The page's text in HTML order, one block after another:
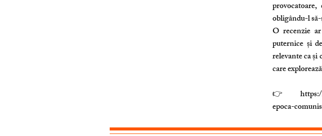
obligându-l
O recenzie
puternice și
relevante ca
care
👉
epoca-